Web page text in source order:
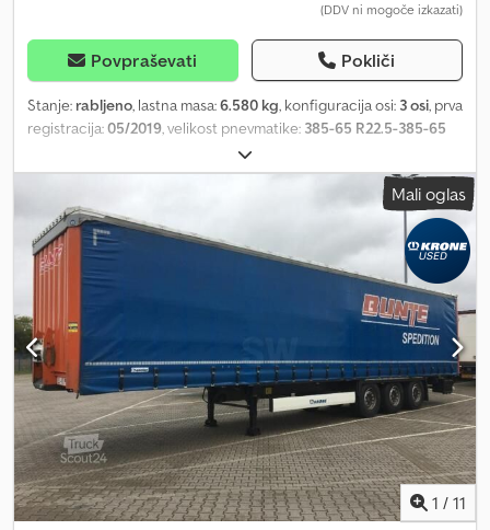
(DDV ni mogoče izkazati)
Povpraševati Pokliči
Stanje: rabljeno, lastna masa:6.580 kg, konfiguracija osi: 3 osi, prva
registracija:05/2019, velikost pnevmatike: 385-65 R22.5-385-65
, prevoženi kilometri:
Oprema: * Priključek za zrak: rdeča/rumena glava, * Priključek za
elektriko: 1 x 15-polni + 2 x 7-polni, * ABS, * EBS, * Carinska vrvica, *
Škatla za dokumente, * Priprava za trajekt, * Bočna zaščita proti
naletu, * Hubodometer, * Zagozda za kolesa: 2, * Orodni zaboj: 2, *
Nosilec rezervnega kolesa: 1, * Lestev za vzpon, * Zadnja vrata:
portalna zadnja vrata, * Pritrdilne palice na zadnjih vratih: 4, *
Drsna streha, * Bočna drsna ponjava, Dcodpfx Aezbc Npeggsk *
Multilock, * Tla: vezana plošča, * Žep za roglje levo, * Žep za roglje
sredina, * Žep za roglje desno, * Vstavljiva letva (les): 24, *
Skladišče za roglje: desno, * Oznake strank VIN:
WKESD00000900318 Dimenzije pnevmatik: 385-65 R22.5 Notranja
dolžina: 13,62 m Širina: 2,55 m Notranja širina: 2,48 m Višina: 4,01 m
Notranja višina: 2,79 m
Mali oglas
1 / 11